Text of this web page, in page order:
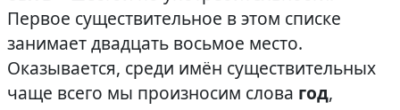
Первое существительное в этом списке
занимает двадцать восьмое место.
Оказывается, среди имён существительных
чаще всего мы произносим слова год,